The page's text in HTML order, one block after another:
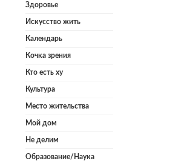
Здоровье
Искусство жить
Календарь
Кочка зрения
Кто есть ху
Культура
Место жительства
Мой дом
Не делим
Образование/Наука